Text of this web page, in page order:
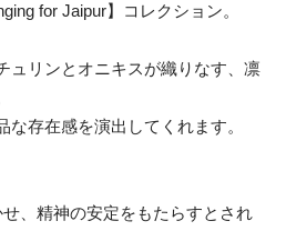
for Jaipur】コレクション。
ュリンとオニキスが織りなす、凛
存在感を演出してくれます。
、精神の安定をもたらすとされ